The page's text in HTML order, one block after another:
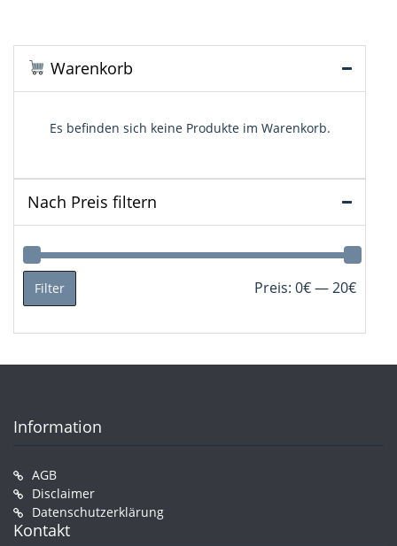
Warenkorb
Es befinden sich keine Produkte im Warenkorb.
Nach Preis filtern
Min.
Max.
Filter Preis: 0€—20€
Information
AGB
Disclaimer
Datenschutzerklärung
Kontakt